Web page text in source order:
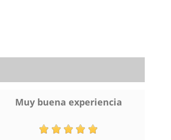
Muy buena experiencia